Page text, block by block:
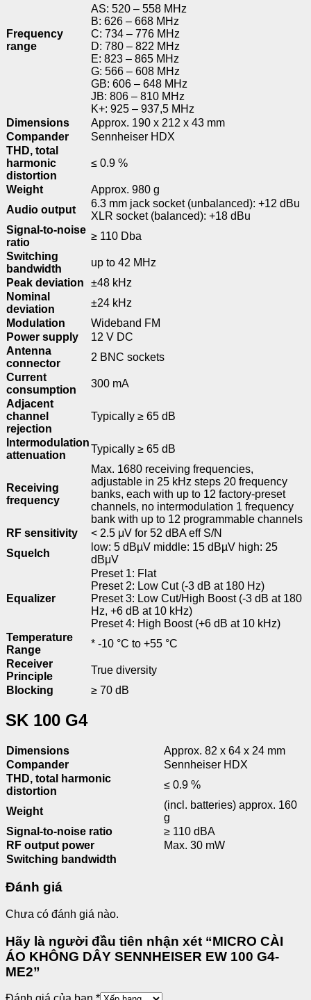
Frequency
range
AS: 520 – 558 MHz
B: 626 – 668 MHz
C: 734 – 776 MHz
D: 780 – 822 MHz
E: 823 – 865 MHz
G: 566 – 608 MHz
GB: 606 – 648 MHz
JB: 806 – 810 MHz
K+: 925 – 937,5 MHz
Dimensions
Approx. 190 x 212 x 43 mm
Compander
Sennheiser HDX
THD, total
harmonic
distortion
≤ 0.9 %
Weight
Approx. 980 g
Audio output
6.3 mm jack socket (unbalanced): +12 dBu
XLR socket (balanced): +18 dBu
Signal-to-noise
ratio
≥ 110 Dba
Switching
bandwidth
up to 42 MHz
Peak deviation
±48 kHz
Nominal
deviation
±24 kHz
Modulation
Wideband FM
Power supply
12 V DC
Antenna
connector
2 BNC sockets
Current
consumption
300 mA
Adjacent
channel
rejection
Typically ≥ 65 dB
Intermodulation
attenuation
Typically ≥ 65 dB
Receiving
frequency
Max. 1680 receiving frequencies,
adjustable in 25 kHz steps 20 frequency
banks, each with up to 12 factory-preset
channels, no intermodulation 1 frequency
bank with up to 12 programmable channels
RF sensitivity
< 2.5 μV for 52 dBA eff S/N
Squelch
low: 5 dBµV middle: 15 dBµV high: 25
dBμV
Equalizer
Preset 1: Flat
Preset 2: Low Cut (-3 dB at 180 Hz)
Preset 3: Low Cut/High Boost (-3 dB at 180
Hz, +6 dB at 10 kHz)
Preset 4: High Boost (+6 dB at 10 kHz)
Temperature
Range
* -10 °C to +55 °C
Receiver
Principle
True diversity
Blocking
≥ 70 dB
SK 100 G4
Dimensions
Approx. 82 x 64 x 24 mm
Compander
Sennheiser HDX
THD, total harmonic
distortion
≤ 0.9 %
Weight
(incl. batteries) approx. 160
g
Signal-to-noise ratio
≥ 110 dBA
RF output power
Max. 30 mW
Switching bandwidth
Đánh giá
Chưa có đánh giá nào.
Hãy là người đầu tiên nhận xét “MICRO CÀI
ÁO KHÔNG DÂY SENNHEISER EW 100 G4-
ME2”